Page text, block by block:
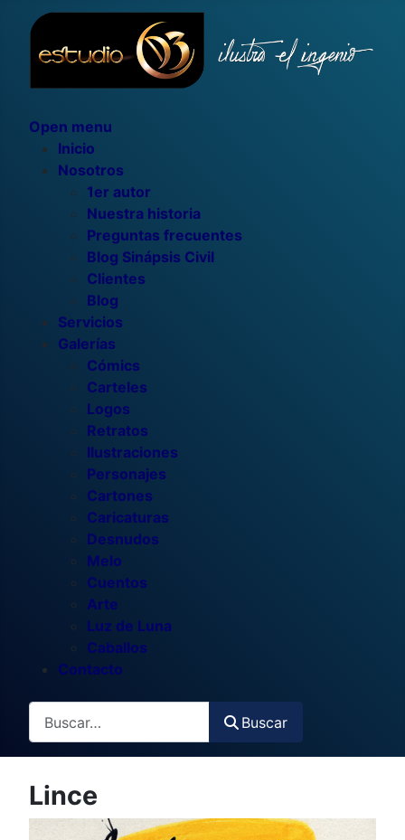
Open menu
Inicio
Nosotros
1er autor
Nuestra historia
Preguntas frecuentes
Blog Sinápsis Civil
Clientes
Blog
Servicios
Galerías
Cómics
Carteles
Logos
Retratos
Ilustraciones
Personajes
Cartones
Caricaturas
Desnudos
Melo
Cuentos
Arte
Luz de Luna
Caballos
Contacto
Buscar
Buscar
Lince